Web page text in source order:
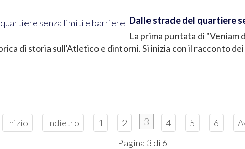
Dalle strade del quartiere
La prima puntata di "Veniam
di storia sull'Atletico e dintorni. Si inizia con il racconto
Inizio Indietro 1 2 3 4 5 6
Pagina 3 di 6